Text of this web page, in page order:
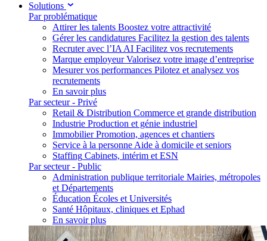
Solutions
Par problématique
Attirer les talents Boostez votre attractivité
Gérer les candidatures Facilitez la gestion des talents
Recruter avec l’IA AI Facilitez vos recrutements
Marque employeur Valorisez votre image d’entreprise
Mesurer vos performances Pilotez et analysez vos
recrutements
En savoir plus
Par secteur - Privé
Retail & Distribution Commerce et grande distribution
Industrie Production et génie industriel
Immobilier Promotion, agences et chantiers
Service à la personne Aide à domicile et seniors
Staffing Cabinets, intérim et ESN
Par secteur - Public
Administration publique territoriale Mairies, métropoles
et Départements
Éducation Écoles et Universités
Santé Hôpitaux, cliniques et Ephad
En savoir plus